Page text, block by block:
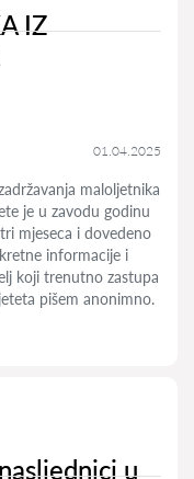
IZ
01.04.2025
maloljetnika
je u zavodu godinu
mjeseca i dovedeno
informacije i
koji trenutno zastupa
pišem anonimno.
u